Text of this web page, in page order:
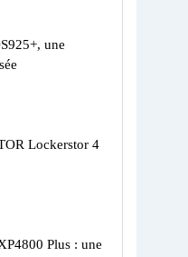
une
Lockerstor 4
Plus : une